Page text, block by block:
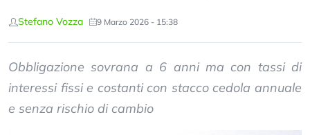
Stefano Vozza 9 Marzo 2026 - 15:38
Obbligazione sovrana a 6 anni ma con tassi di
interessi fissi e costanti con stacco cedola annuale
e senza rischio di cambio